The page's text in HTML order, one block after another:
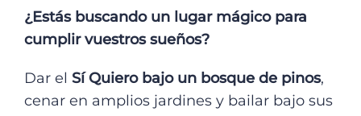
¿Estás buscando un lugar mágico para
cumplir vuestros sueños?
Dar el Sí Quiero bajo un bosque de pinos,
cenar en amplios jardines y bailar bajo sus